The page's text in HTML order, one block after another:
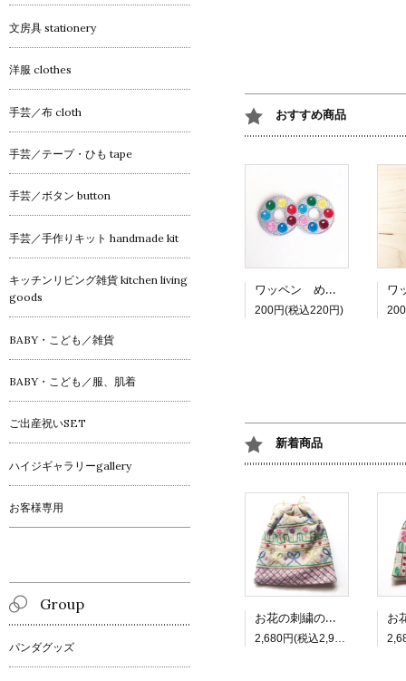
おすすめ商品
ワッペン めがねチョコ
200円(税込220円)
新着商品
お花の刺繍の四角巾着_3 リボン
2,680円(税込2,948円)
文房具 stationery
洋服 clothes
手芸／布 cloth
手芸／テープ・ひも tape
手芸／ボタン button
手芸／手作りキット handmade kit
キッチンリビング雑貨 kitchen living
goods
BABY・こども／雑貨
BABY・こども／服、肌着
ご出産祝いSET
ハイジギャラリーgallery
お客様専用
Group
パンダグッズ